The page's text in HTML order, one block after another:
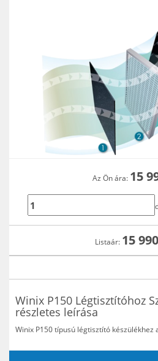
Az Ön ára: 15
Listaár: 15 990
Winix P150 Légtisztítóhoz
részletes leírása
Winix P150 típusú légtisztító készülékhez